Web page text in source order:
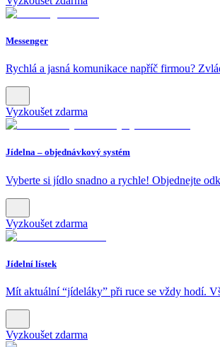
Messenger
Rychlá a jasná komunikace napříč firmou?
Vyzkoušet zdarma
Jídelna – objednávkový systém
Vyberte si jídlo snadno a rychle! Objednejte
Vyzkoušet zdarma
Jídelní lístek
Mít aktuální “jídeláky” při ruce se vždy hodí.
Vyzkoušet zdarma